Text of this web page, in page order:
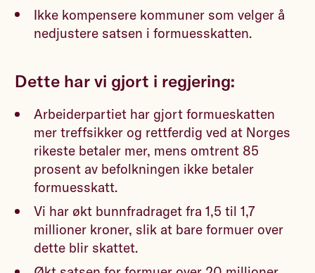
Ikke kompensere kommuner som velger å
nedjustere satsen i formuesskatten.
Dette har vi gjort i regjering:
Arbeiderpartiet har gjort formueskatten
mer treffsikker og rettferdig ved at Norges
rikeste betaler mer, mens omtrent 85
prosent av befolkningen ikke betaler
formuesskatt.
Vi har økt bunnfradraget fra 1,5 til 1,7
millioner kroner, slik at bare formuer over
dette blir skattet.